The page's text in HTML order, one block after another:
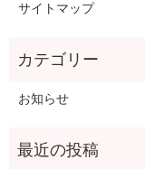
サイトマップ
お知らせ